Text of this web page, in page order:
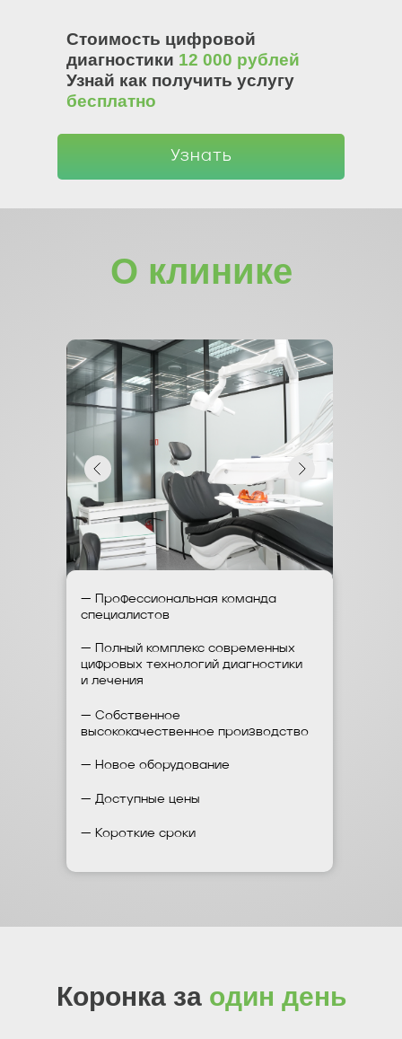
Узнать
Стоимость цифровой
диагностики 12 000 рублей
Узнай как получить услугу
бесплатно
— Профессиональная команда
специалистов
— Собственное
высококачественное производство
— Полный комплекс современных
цифровых технологий диагностики
и лечения
— Доступные цены
— Короткие сроки
— Новое оборудование
О клинике
Коронка за один день